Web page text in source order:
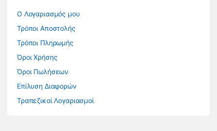
O Λογαριασμός μου
Τρόποι Αποστολής
Τρόποι Πληρωμής
Όροι Χρήσης
Όροι Πωλήσεων
Επίλυση Διαφορών
Τραπεζικοί Λογαριασμοί